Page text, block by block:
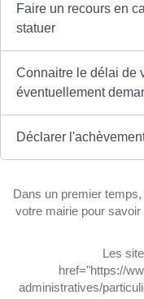
Faire un recours en
statuer
Connaitre le délai de
éventuellement
Déclarer
Dans un premier
votre mairie pour
Les
href="https://
administratives/